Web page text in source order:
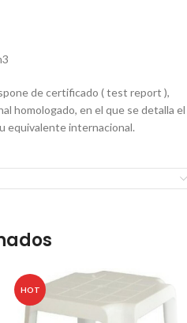
de certificado ( test report ),
homologado, en el que se detalla el
equivalente internacional.
HOT